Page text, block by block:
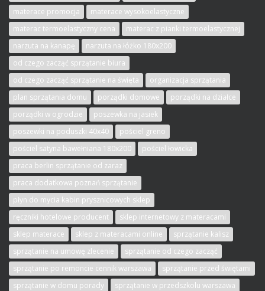
materace promocja
materace wysokoelastyczne
materac termoelastyczny cena
materac z pianki termoelastycznej
narzuta na kanapę
narzuta na łóżko 180x200
od czego zacząć sprzątanie biura
od czego zacząć sprzątanie na święta
organizacja sprzątania
plan sprzątania domu
porządki domowe
porządki na działce
porządki w ogrodzie
poszewka na jasiek
poszewki na poduszki 40x40
pościel greno
pościel satyna bawełniana 180x200
pościel łowicka
praca berlin sprzątanie od zaraz
praca dodatkowa poznań sprzątanie
płyn do mycia kabin prysznicowych sklep
ręczniki hotelowe producent
sklep internetowy z materacami
sklep materace
sklep z materacami online
sprzątanie kalisz
sprzątanie na umowę zlecenie
sprzątanie od czego zacząć
sprzątanie po remoncie cennik warszawa
sprzątanie przed świętami
sprzątanie w domu porady
sprzątanie w przedszkolu warszawa